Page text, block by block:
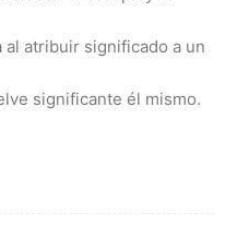
atribuir significado a un
significante él mismo.